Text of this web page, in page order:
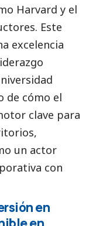
Harvard y el
Este
excelencia
de cómo el
clave para
un actor
con
en